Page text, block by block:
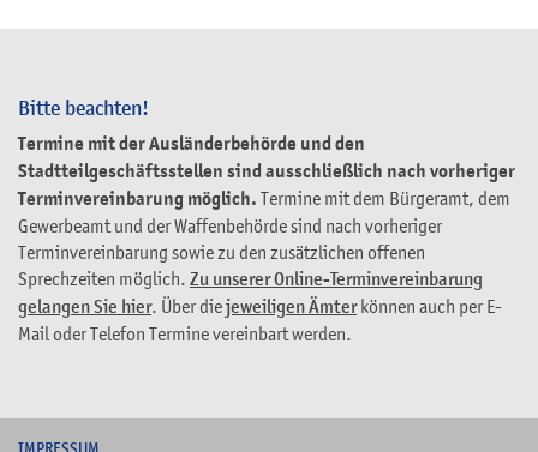
Bitte beachten!
Termine mit der Ausländerbehörde und den
Stadtteilgeschäftsstellen sind ausschließlich nach vorheriger
Terminvereinbarung möglich. Termine mit dem Bürgeramt, dem
Gewerbeamt und der Waffenbehörde sind nach vorheriger
Terminvereinbarung sowie zu den zusätzlichen offenen
Sprechzeiten möglich. Zu unserer Online-Terminvereinbarung
gelangen Sie hier. Über diejeweiligen Ämterkönnen auch per E-
Mail oder Telefon Termine vereinbart werden.